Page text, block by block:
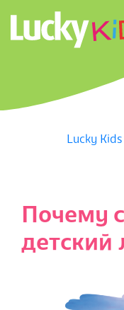
содержимому
U
Y
K
Главное
навигационное
Lucky Kids
Почему
детский